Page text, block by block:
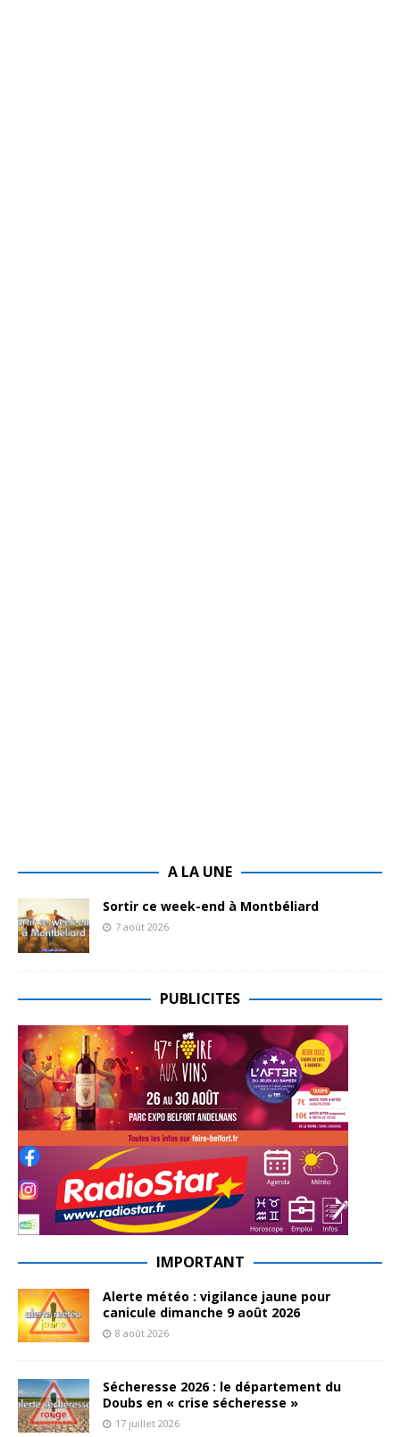
A LA UNE
Sortir ce week-end à Montbéliard
7 août 2026
PUBLICITES
IMPORTANT
Alerte météo : vigilance jaune pour
canicule dimanche 9 août 2026
8 août 2026
Sécheresse 2026 : le département du
Doubs en « crise sécheresse »
17 juillet 2026